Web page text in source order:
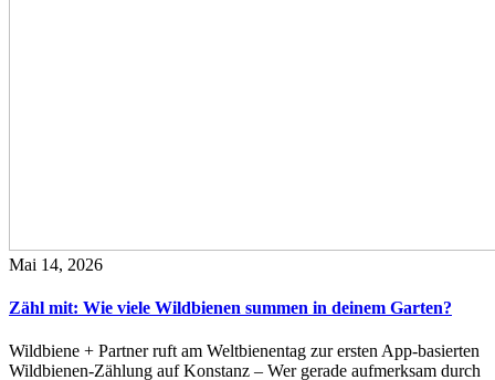
Mai 14, 2026
Zähl mit: Wie viele Wildbienen summen in deinem Garten?
Wildbiene + Partner ruft am Weltbienentag zur ersten App-basierten
Wildbienen-Zählung auf Konstanz – Wer gerade aufmerksam durch